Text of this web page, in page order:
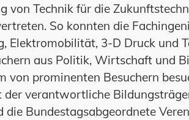
von Technik für die
So konnten die
Elektromobilität, 3-D Druck und
aus Politik, Wirtschaft und
von prominenten Besuchern
verantwortliche
Bundestagsabgeordnete